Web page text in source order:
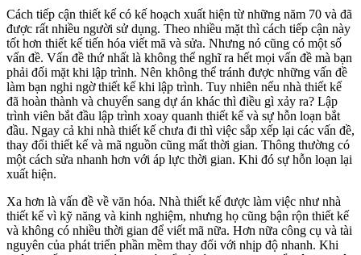
Cách tiếp cận thiết kế có kế hoạch xuất hiện từ những năm 70 và đã
được rất nhiều người sử dụng. Theo nhiều mặt thì cách tiếp cận này
tốt hơn thiết kế tiến hóa viết mã và sửa. Nhưng nó cũng có một số
vấn đề. Vấn đề thứ nhất là không thể nghĩ ra hết mọi vấn đề mà bạn
phải đối mặt khi lập trình. Nên không thể tránh được những vấn đề
làm bạn nghi ngờ thiết kế khi lập trình. Tuy nhiên nếu nhà thiết kế
đã hoàn thành và chuyển sang dự án khác thì điều gì xảy ra? Lập
trình viên bắt đầu lập trình xoay quanh thiết kế và sự hỗn loạn bắt
đầu. Ngay cả khi nhà thiết kế chưa đi thì việc sắp xếp lại các vấn đề,
thay đổi thiết kế và mã nguồn cũng mất thời gian. Thông thường có
một cách sửa nhanh hơn với áp lực thời gian. Khi đó sự hỗn loạn lại
xuất hiện.
Xa hơn là vấn đề về văn hóa. Nhà thiết kế được làm việc như nhà
thiết kế vì kỹ năng và kinh nghiệm, nhưng họ cũng bận rộn thiết kế
và không có nhiều thời gian để viết mã nữa. Hơn nữa công cụ và tài
nguyên của phát triển phần mềm thay đổi với nhịp độ nhanh. Khi